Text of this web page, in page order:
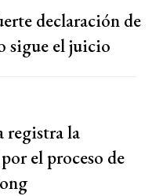
declaración de
sigue el juicio
registra la
el proceso de